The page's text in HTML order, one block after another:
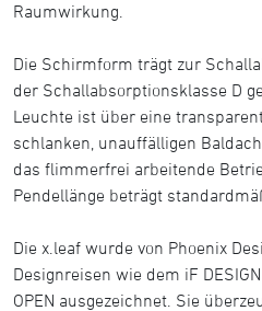
Raumwirkung.
Die Schirmform trägt zur
der Schallabsorptionsklasse D
Leuchte ist über eine
schlanken, unauffälligen
das flimmerfrei arbeitende
Pendellänge beträgt
Die x.leaf wurde von Phoenix
Designreisen wie dem iF
OPEN ausgezeichnet. Sie